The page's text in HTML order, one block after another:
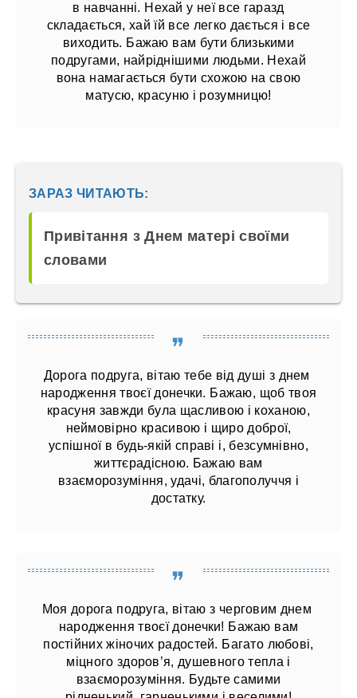
в навчанні. Нехай у неї все гаразд
складається, хай їй все легко дається і все
виходить. Бажаю вам бути близькими
подругами, найріднішими людьми. Нехай
вона намагається бути схожою на свою
матусю, красуню і розумницю!
ЗАРАЗ ЧИТАЮТЬ:
Привітання з Днем матері своїми
словами
Дорога подруга, вітаю тебе від душі з днем ​​
народження твоєї донечки. Бажаю, щоб твоя
красуня завжди була щасливою і коханою,
неймовірно красивою і щиро доброї,
успішної в будь-якій справі і, безсумнівно,
життєрадісною. Бажаю вам
взаєморозуміння, удачі, благополуччя і
достатку.
Моя дорога подруга, вітаю з черговим днем ​​
народження твоєї донечки! Бажаю вам
постійних жіночих радостей. Багато любові,
міцного здоров’я, душевного тепла і
взаєморозуміння. Будьте самими